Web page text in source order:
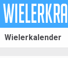
Wielerkalender